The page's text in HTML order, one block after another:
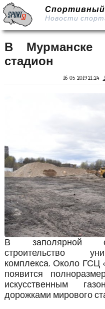
Новости
В Мурманске
стадион
16-05-2019 21:24
В заполярной
строительство
комплекса. Около ГСЦ
появится
искусственным
дорожками мирового